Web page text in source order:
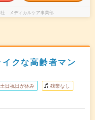
社 メディカルケア事業部
クな高齢者マン
土日祝日が休み 残業なし